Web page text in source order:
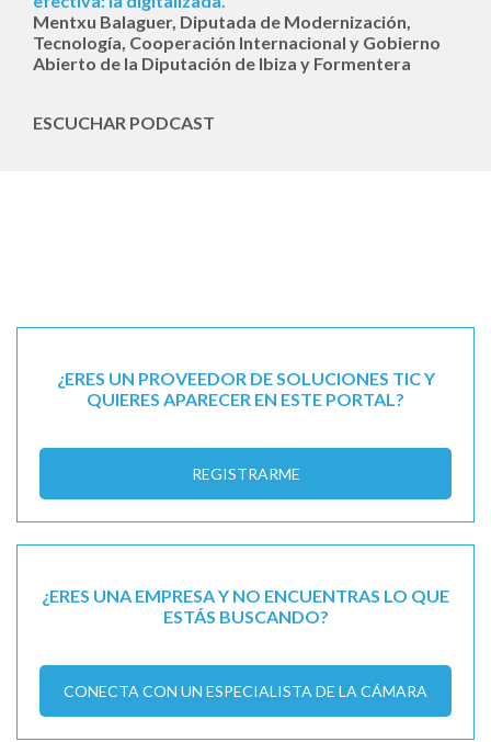
Mentxu Balaguer, Diputada de Modernización,
Tecnología, Cooperación Internacional y Gobierno
Abierto de la Diputación de Ibiza y Formentera
ESCUCHAR PODCAST
¿ERES UN PROVEEDOR DE SOLUCIONES TIC Y
QUIERES APARECER EN ESTE PORTAL?
REGISTRARME
¿ERES UNA EMPRESA Y NO ENCUENTRAS LO QUE
ESTÁS BUSCANDO?
CONECTA CON UN ESPECIALISTA DE LA CÁMARA